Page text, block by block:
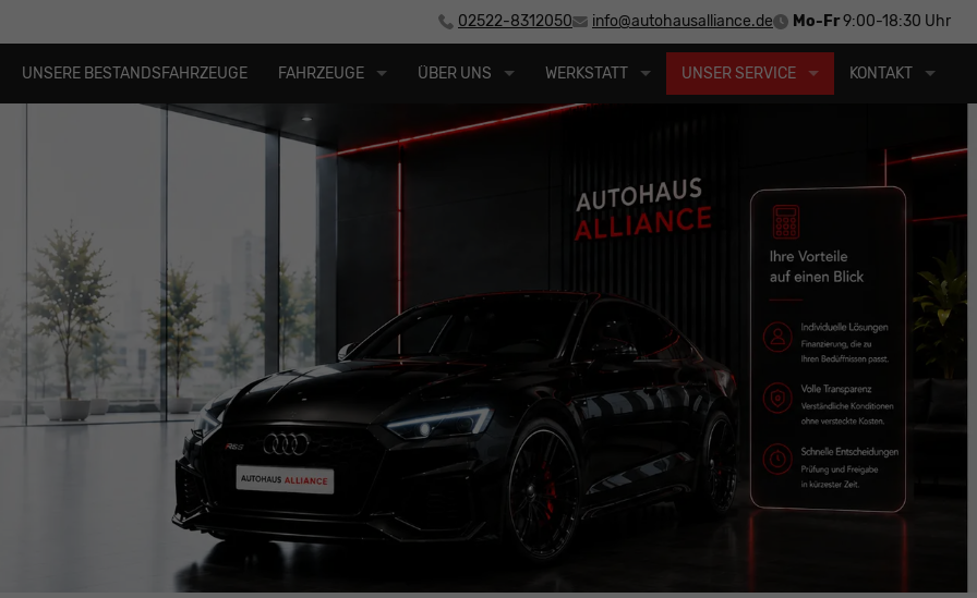
02522-8312050 info@autohausalliance.de Mo-Fr9:00-18:30 Uhr
UNSERE BESTANDSFAHRZEUGE FAHRZEUGE ÜBER UNS WERKSTATT UNSER SERVICE KONTAKT